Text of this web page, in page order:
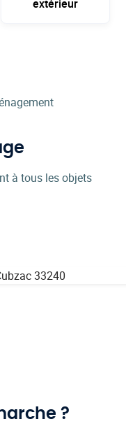
extérieur
à tous les objets
?